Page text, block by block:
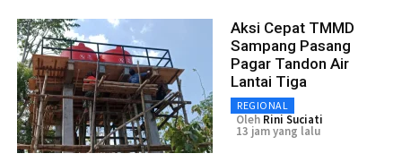
Aksi Cepat TMMD
Sampang Pasang
Pagar Tandon Air
Lantai Tiga
REGIONAL
Oleh Rini Suciati
13 jam yang lalu